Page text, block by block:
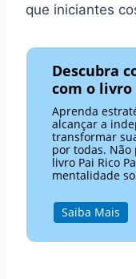
que iniciantes
Descubra
com o livro
Aprenda
alcançar a
transformar
por todas.
livro Pai Rico
mentalidade
Saiba Mais